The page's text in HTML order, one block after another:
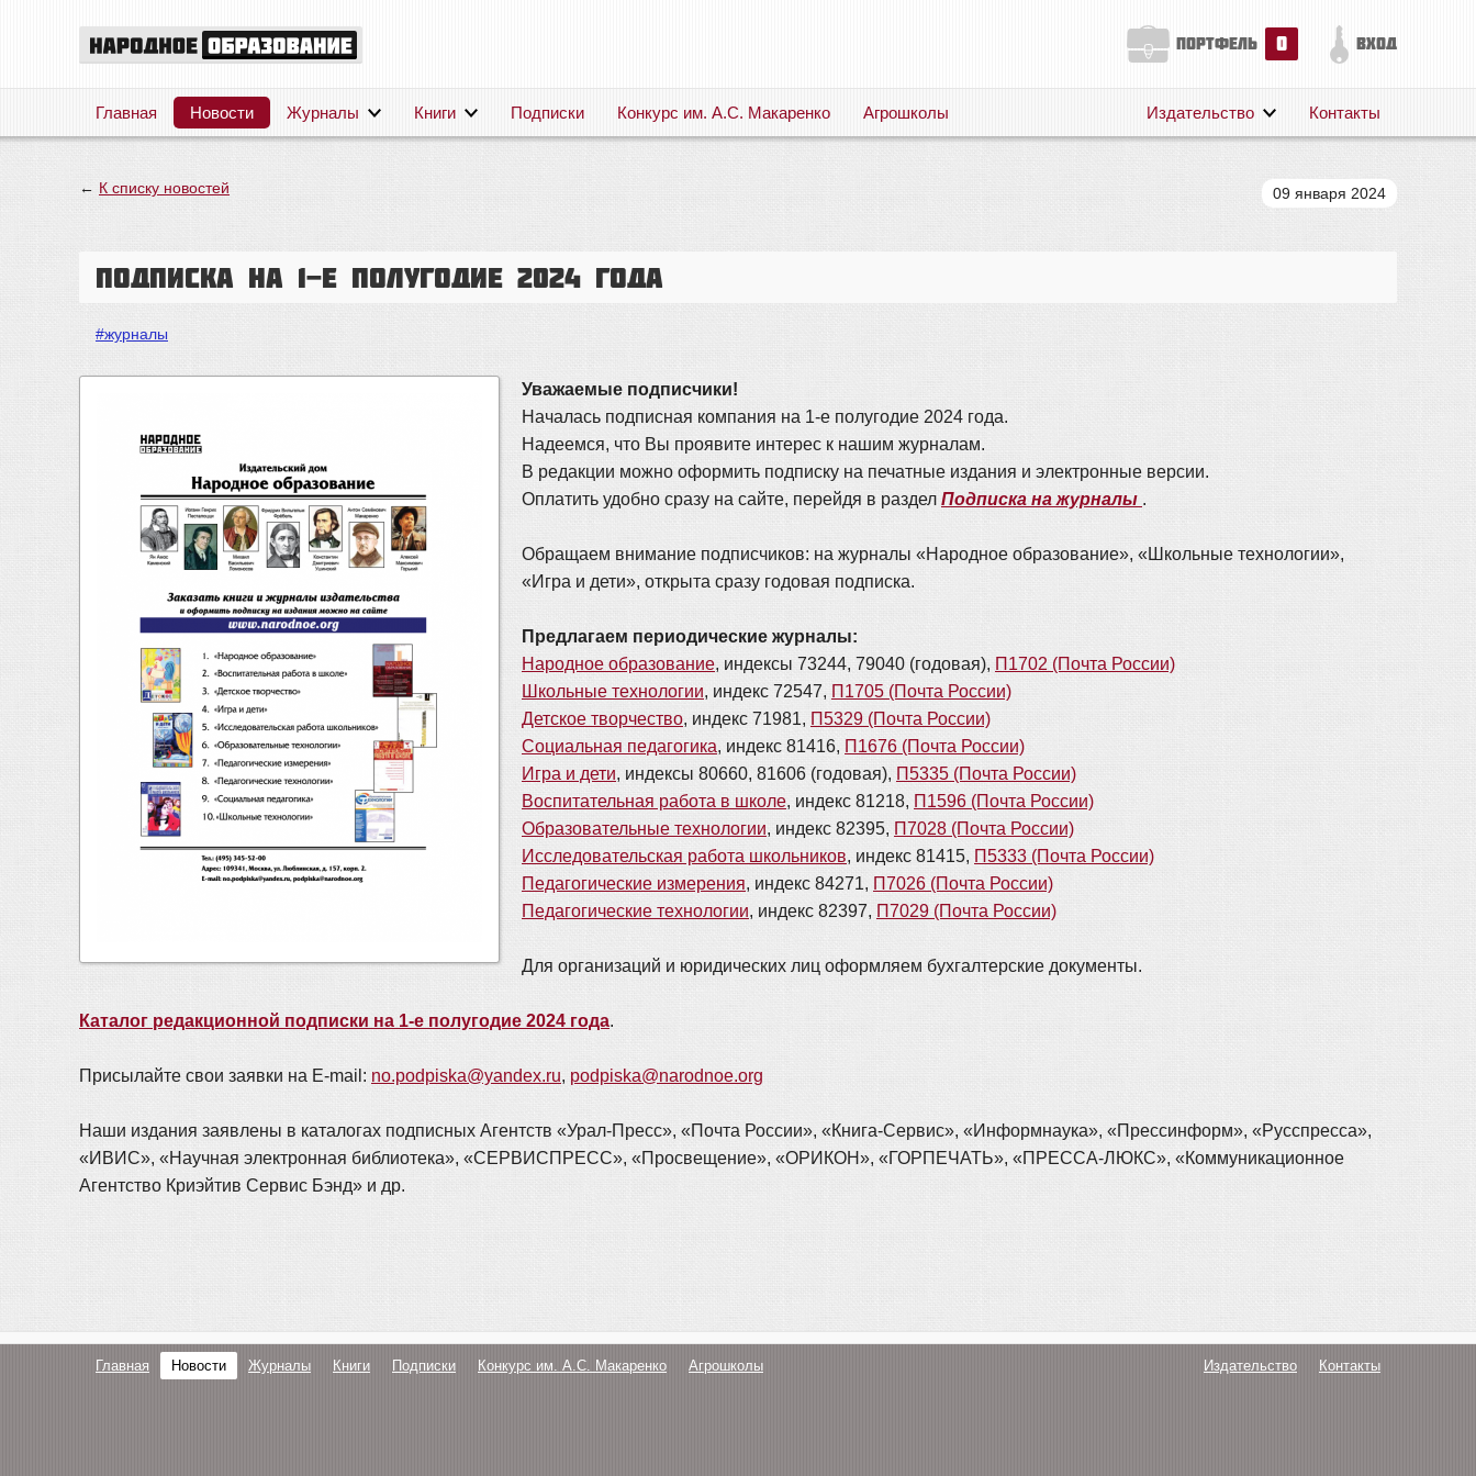
портфель 0 вход
Главная Новости Журналы Книги Подписки Конкурс им. А.С. Макаренко Агрошколы
Публикации
Издательство Контакты
← К списку новостей 09 января 2024
Подписка на 1-е полугодие 2024 года
#журналы
Уважаемые подписчики!
Началась подписная компания на 1-е полугодие 2024 года.
Надеемся, что Вы проявите интерес к нашим журналам.
В редакции можно оформить подписку на печатные издания и электронные версии.
Оплатить удобно сразу на сайте, перейдя в раздел Подписка на журналы .
Обращаем внимание подписчиков: на журналы «Народное образование», «Школьные технологии»,
«Игра и дети», открыта сразу годовая подписка.
Предлагаем периодические журналы:
Народное образование, индексы 73244, 79040 (годовая), П1702 (Почта России)
Школьные технологии, индекс 72547, П1705 (Почта России)
Детское творчество, индекс 71981, П5329 (Почта России)
Социальная педагогика, индекс 81416, П1676 (Почта России)
Игра и дети, индексы 80660, 81606 (годовая), П5335 (Почта России)
Воспитательная работа в школе, индекс 81218, П1596 (Почта России)
Образовательные технологии, индекс 82395, П7028 (Почта России)
Исследовательская работа школьников, индекс 81415, П5333 (Почта России)
Педагогические измерения, индекс 84271, П7026 (Почта России)
Педагогические технологии, индекс 82397, П7029 (Почта России)
Для организаций и юридических лиц оформляем бухгалтерские документы.
Каталог редакционной подписки на 1-е полугодие 2024 года.
Присылайте свои заявки на E-mail: no.podpiska@yandex.ru, podpiska@narodnoe.org
Наши издания заявлены в каталогах подписных Агентств «Урал-Пресс», «Почта России», «Книга-Сервис», «Информнаука», «Прессинформ», «Русспресса»,
«ИВИС», «Научная электронная библиотека», «СЕРВИСПРЕСС», «Просвещение», «ОРИКОН», «ГОРПЕЧАТЬ», «ПРЕССА-ЛЮКС», «Коммуникационное
Агентство Криэйтив Сервис Бэнд» и др.
Главная Новости Журналы Книги Подписки Конкурс им. А.С. Макаренко Агрошколы Издательство Контакты